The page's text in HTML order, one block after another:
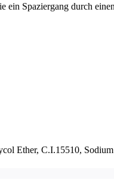
ein Spaziergang durch
Ether, C.I.15510,